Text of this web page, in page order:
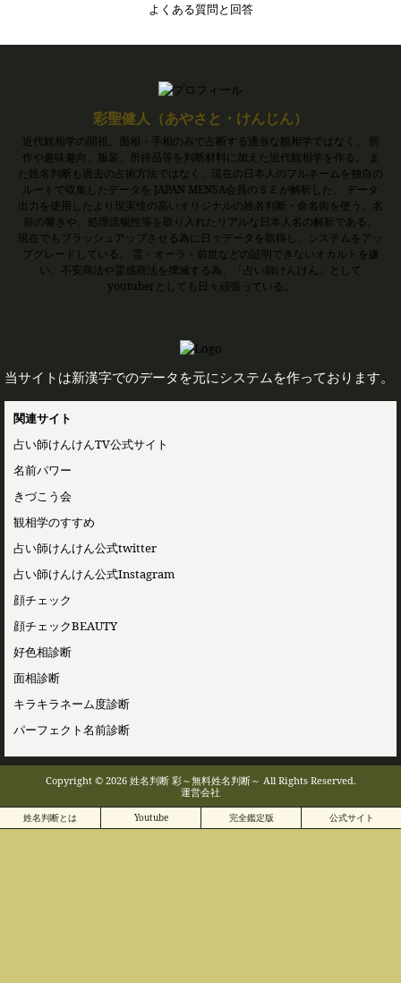
よくある質問と回答
彩聖健人（あやさと・けんじん）
近代観相学の開祖。面相・手相のみで占断する適当な観相学ではなく、 所
作や趣味趣向、服装、所持品等を判断材料に加えた近代観相学を作る。 ま
た姓名判断も過去の占術方法ではなく、現在の日本人のフルネームを独自の
ルートで収集したデータを JAPAN MENSA会員のＳＥが解析した、 データ
出力を使用したより現実性の高いオリジナルの姓名判断・命名術を使う。名
前の響きや、処理流暢性等を取り入れたリアルな日本人名の解析である。
現在でもブラッシュアップさせる為に日々データを取得し、システムをアッ
プグレードしている。 霊・オーラ・前世などの証明できないオカルトを嫌
い、不安商法や霊感商法を撲滅する為、「占い師けんけん」として
youtuberとしても日々頑張っている。
当サイトは新漢字でのデータを元にシステムを作っております。
関連サイト
占い師けんけんTV公式サイト
名前パワー
きづこう会
観相学のすすめ
占い師けんけん公式twitter
占い師けんけん公式Instagram
顔チェック
顔チェックBEAUTY
好色相診断
面相診断
キラキラネーム度診断
パーフェクト名前診断
Copyright © 2026 姓名判断 彩～無料姓名判断～ All Rights Reserved.
運営会社
姓名判断とは Youtube 完全鑑定版 公式サイト